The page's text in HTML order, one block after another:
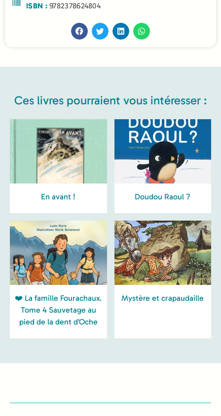
ISBN :9782378624804
Ces livres pourraient vous intéresser :
En avant ! Doudou Raoul ?
❤️ La famille Fourachaux.
Tome 4 Sauvetage au
pied de la dent d’Oche
Mystère et crapaudaille